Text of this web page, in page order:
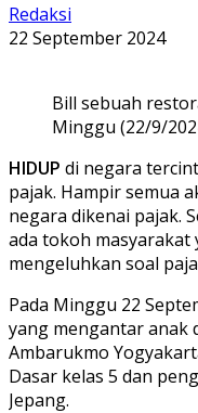
Redaksi
22 September 2024
Bill sebuah
Minggu (22/9/
HIDUP di negara
pajak. Hampir semua
negara dikenai pajak.
ada tokoh masyarakat
mengeluhkan soal
Pada Minggu 22
yang mengantar anak
Ambarukmo
Dasar kelas 5 dan
Jepang.